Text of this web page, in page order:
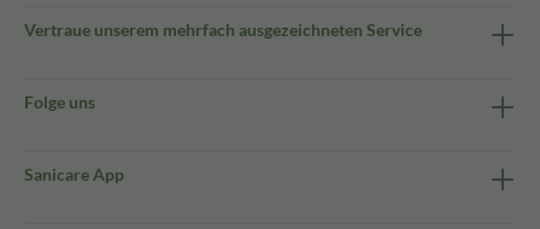
Vertraue unserem mehrfach ausgezeichneten Service
Folge uns
Sanicare App